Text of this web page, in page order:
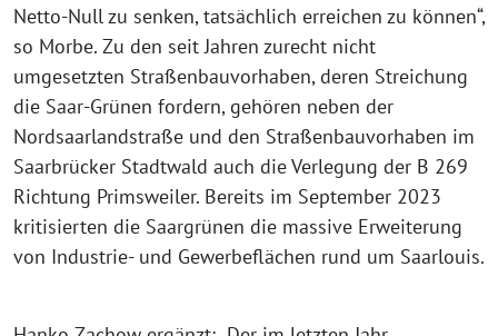
Netto-Null zu senken, tatsächlich erreichen zu können“,
so Morbe. Zu den seit Jahren zurecht nicht
umgesetzten Straßenbauvorhaben, deren Streichung
die Saar-Grünen fordern, gehören neben der
Nordsaarlandstraße und den Straßenbauvorhaben im
Saarbrücker Stadtwald auch die Verlegung der B 269
Richtung Primsweiler. Bereits im September 2023
kritisierten die Saargrünen die massive Erweiterung
von Industrie- und Gewerbeflächen rund um Saarlouis.